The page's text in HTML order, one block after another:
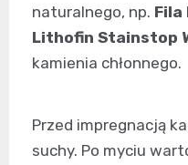
naturalnego, np. Fila
Lithofin Stainstop
kamienia chłonnego.
Przed impregnacją
suchy. Po myciu